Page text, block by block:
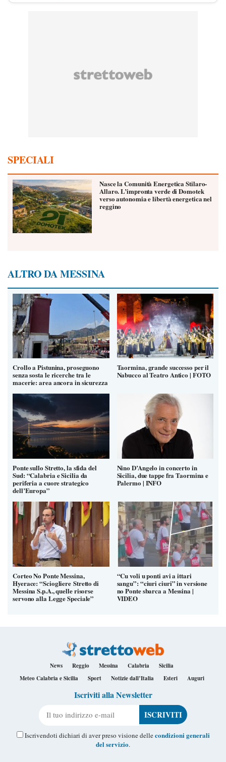
SPECIALI
Nasce la Comunità Energetica Stilaro-
Allaro. L’impronta verde di Domotek
verso autonomia e libertà energetica nel
reggino
ALTRO DA MESSINA
Crollo a Pistunina, proseguono
senza sosta le ricerche tra le
macerie: area ancora in sicurezza
Taormina, grande successo per il
Nabucco al Teatro Antico | FOTO
Ponte sullo Stretto, la sfida del
Sud: “Calabria e Sicilia da
periferia a cuore strategico
dell’Europa”
Nino D’Angelo in concerto in
Sicilia, due tappe fra Taormina e
Palermo | INFO
Corteo No Ponte Messina,
Hyerace: “Sciogliere Stretto di
Messina S.p.A., quelle risorse
servono alla Legge Speciale”
“Cu voli u ponti avi a ittari
sangu”: “ciuri ciuri” in versione
no Ponte sbarca a Messina |
VIDEO
News Reggio Messina Calabria
Sicilia
Meteo Calabria e Sicilia
Sport Notizie dall’Italia Esteri Auguri
Iscriviti alla Newsletter
Iscrivendoti dichiari di aver preso visione dellecondizioni generali
del servizio.